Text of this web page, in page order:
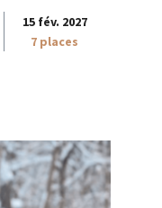
15 fév. 2027
7 places